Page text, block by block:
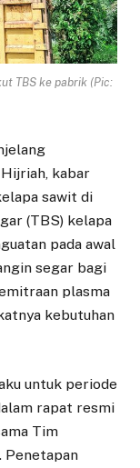
TBS ke pabrik (Pic:
kabar
sawit di
(TBS) kelapa
pada awal
segar bagi
plasma
kebutuhan
untuk periode
rapat resmi
Tim
Penetapan